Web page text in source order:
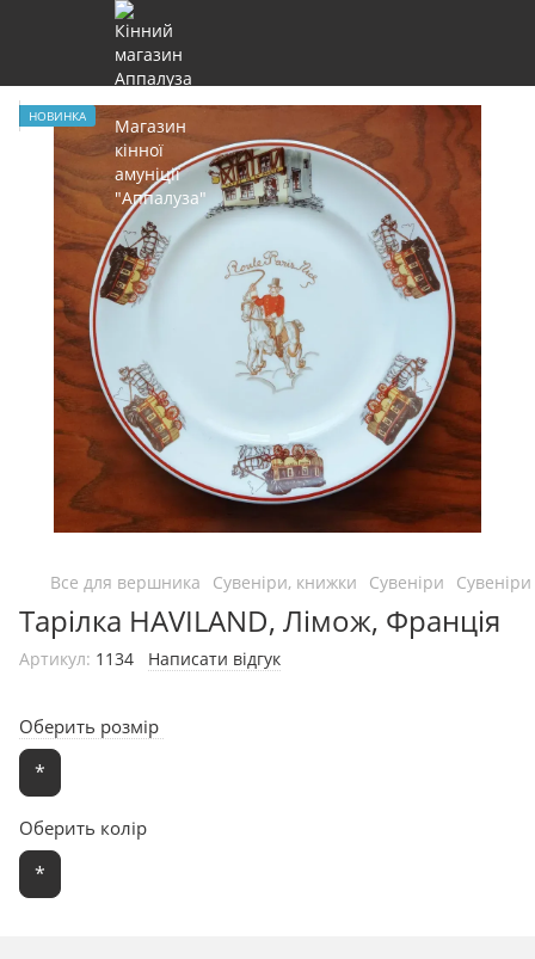
НОВИНКА
Все для вершника Сувеніри, книжки Сувеніри
Тарілка HAVILAND, Лімож, Франція
Артикул: 1134 Написати відгук
Оберить розмір
*
Оберить колір
*